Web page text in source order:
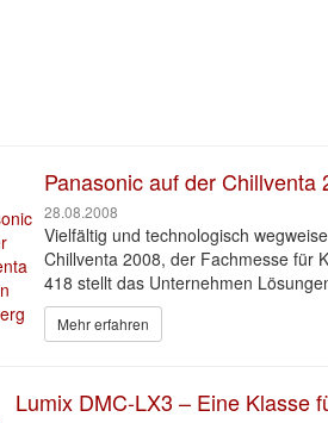
Panasonic auf der Chillventa
28.08.2008
Vielfältig und technologisch
Chillventa 2008, der Fachmesse für
418 stellt das Unternehmen
Mehr erfahren
Lumix DMC-LX3 – Eine Klasse